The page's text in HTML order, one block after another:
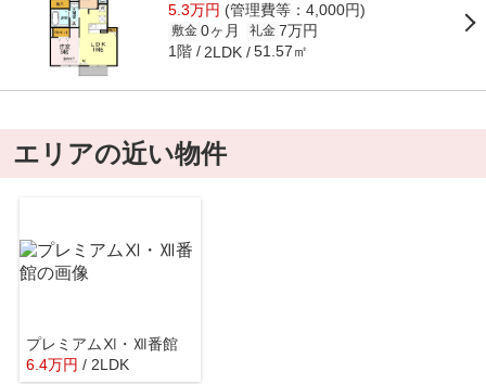
5.3万円 (管理費等：4,000円)
敷金 0ヶ月 礼金 7万円
1階 2LDK 51.57㎡
エリアの近い物件
プレミアムⅪ・Ⅻ番館
6.4万円 / 2LDK